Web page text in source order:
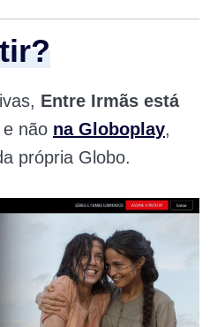
Entre Irmãs está
e não na Globoplay,
própria Globo.